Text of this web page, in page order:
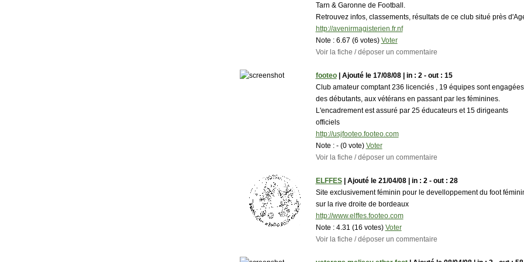
Tarn & Garonne de Football.
Retrouvez infos, classements, résultats de ce club situé près
http://avenirmagisterien.fr.nf
Note : 6.67 (6 votes) Voter
Voir la fiche / déposer un commentaire
footeo| Ajouté le 17/08/08 | in : 2 - out : 15
Club amateur comptant 236 licenciés , 19 équipes sont
des débutants, aux vétérans en passant par les féminines.
L'encadrement est assuré par 25 éducateurs et 15 dirigeants
officiels
http://usjfooteo.footeo.com
Note : - (0 vote) Voter
Voir la fiche / déposer un commentaire
ELFFES| Ajouté le 21/04/08 | in : 2 - out : 28
Site exclusivement féminin pour le develloppement du foot
sur la rive droite de bordeaux
http://www.elffes.footeo.com
Note : 4.31 (16 votes) Voter
Voir la fiche / déposer un commentaire